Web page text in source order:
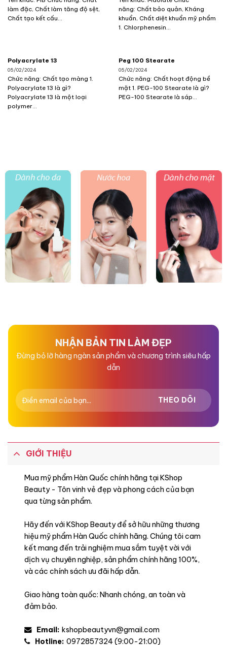
làm đặc, Chất làm tăng độ sệt,
Chất tạo kết cấu...
năng: Chất bảo quản, Kháng
khuẩn, Chất diệt khuẩn mỹ phẩm
1. Chlorphenesin...
Polyacrylate 13
05/02/2024
Chức năng: Chất tạo màng 1.
Polyacrylate 13 là gì?
Polyacrylate 13 là một loại
polymer...
Peg 100 Stearate
05/02/2024
Chức năng: Chất hoạt động bề
mặt 1. PEG-100 Stearate là gì?
PEG-100 Stearate là sáp...
NHẬN BẢN TIN LÀM ĐẸP
Đừng bỏ lỡ hàng ngàn sản phẩm và chương trình siêu hấp
dẫn
GIỚI THIỆU
Mua mỹ phẩm Hàn Quốc chính hãng tại KShop
Beauty - Tôn vinh vẻ đẹp và phong cách của bạn
qua từng sản phẩm.
Hãy đến với KShop Beauty để sở hữu những thương
hiệu mỹ phẩm Hàn Quốc chính hãng. Chúng tôi cam
kết mang đến trải nghiệm mua sắm tuyệt vời với
dịch vụ chuyên nghiệp, sản phẩm chính hãng 100%,
và các chính sách ưu đãi hấp dẫn.
Giao hàng toàn quốc: Nhanh chóng, an toàn và
đảm bảo.
Email: kshopbeautyvn@gmail.com
Hotline: 0972857324 (9:00-21:00)